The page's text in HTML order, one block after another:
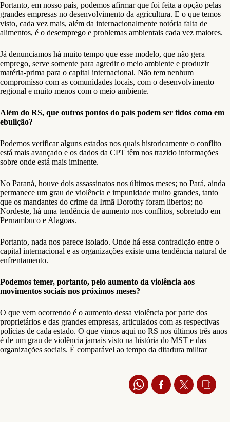
Portanto, em nosso país, podemos afirmar que foi feita a opção pelas
grandes empresas no desenvolvimento da agricultura. E o que temos
visto, cada vez mais, além da internacionalmente notória falta de
alimentos, é o desemprego e problemas ambientais cada vez maiores.
Já denunciamos há muito tempo que esse modelo, que não gera
emprego, serve somente para agredir o meio ambiente e produzir
matéria-prima para o capital internacional. Não tem nenhum
compromisso com as comunidades locais, com o desenvolvimento
regional e muito menos com o meio ambiente.
Além do RS, que outros pontos do país podem ser tidos como em
ebulição?
Podemos verificar alguns estados nos quais historicamente o conflito
está mais avançado e os dados da CPT têm nos trazido informações
sobre onde está mais iminente.
No Paraná, houve dois assassinatos nos últimos meses; no Pará, ainda
permanece um grau de violência e impunidade muito grandes, tanto
que os mandantes do crime da Irmã Dorothy foram libertos; no
Nordeste, há uma tendência de aumento nos conflitos, sobretudo em
Pernambuco e Alagoas.
Portanto, nada nos parece isolado. Onde há essa contradição entre o
capital internacional e as organizações existe uma tendência natural de
enfrentamento.
Podemos temer, portanto, pelo aumento da violência aos
movimentos sociais nos próximos meses?
O que vem ocorrendo é o aumento dessa violência por parte dos
proprietários e das grandes empresas, articulados com as respectivas
polícias de cada estado. O que vimos aqui no RS nos últimos três anos
é de um grau de violência jamais visto na história do MST e das
organizações sociais. É comparável ao tempo da ditadura militar